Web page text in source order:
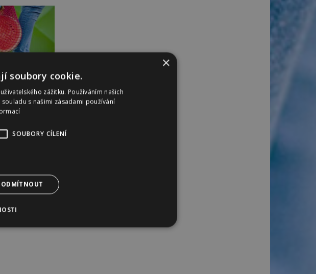
×
soubory cookie.
zážitku. Používáním našich
s našimi zásadami používání
SOUBORY CÍLENÍ
ODMÍTNOUT